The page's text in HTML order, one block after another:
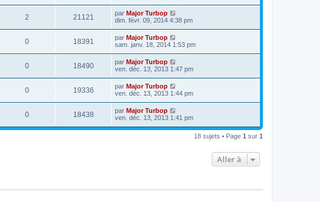
2 21121 par Major Turbop
dim. févr. 09, 2014 4:38 pm
0 18391 par Major Turbop
sam. janv. 18, 2014 1:53 pm
0 18490 par Major Turbop
ven. déc. 13, 2013 1:47 pm
0 19336 par Major Turbop
ven. déc. 13, 2013 1:44 pm
0 18438 par Major Turbop
ven. déc. 13, 2013 1:41 pm
18 sujets • Page 1 sur 1
Aller à